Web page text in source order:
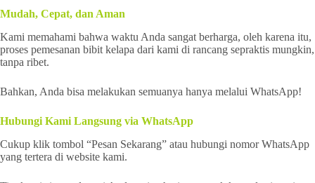
Mudah, Cepat, dan Aman
Kami memahami bahwa waktu Anda sangat berharga, oleh karena itu,
proses pemesanan bibit kelapa dari kami di rancang sepraktis mungkin,
tanpa ribet.
Bahkan, Anda bisa melakukan semuanya hanya melalui WhatsApp!
Hubungi Kami Langsung via WhatsApp
Cukup klik tombol “Pesan Sekarang” atau hubungi nomor WhatsApp
yang tertera di website kami.